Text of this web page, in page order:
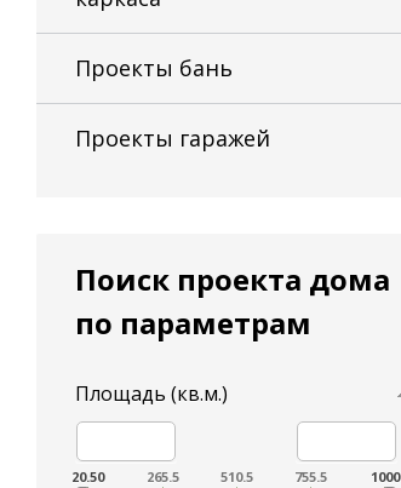
Проекты бань
Проекты гаражей
Поиск проекта дома
по параметрам
Площадь (кв.м.)
20.50 265.5 510.5 755.5 1000